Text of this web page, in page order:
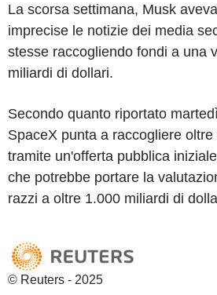
La scorsa settimana, Musk
imprecise le notizie dei media
stesse raccogliendo fondi a una
miliardi di dollari.
Secondo quanto riportato
SpaceX punta a raccogliere
tramite un'offerta pubblica
che potrebbe portare la
razzi a oltre 1.000 miliardi di
© Reuters - 2025